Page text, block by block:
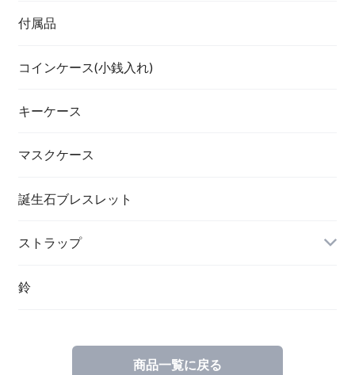
付属品
コインケース(小銭入れ)
キーケース
マスクケース
誕生石ブレスレット
ストラップ
鈴
商品一覧に戻る